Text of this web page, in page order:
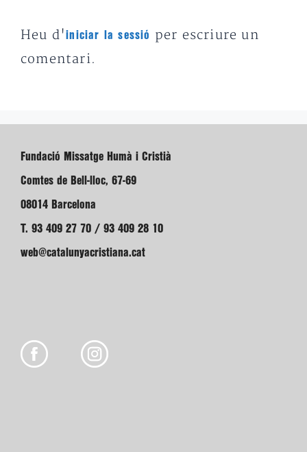
Heu d'iniciar la sessió
per escriure un
comentari.
Fundació Missatge Humà i Cristià
Comtes de Bell-lloc, 67-69
08014 Barcelona
T. 93 409 27 70 / 93 409 28 10
web@catalunyacristiana.cat